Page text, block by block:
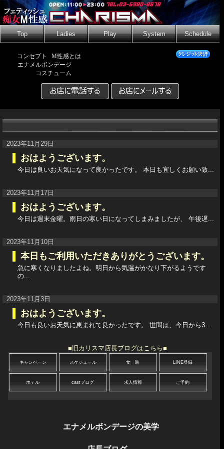
Top Ladies Play System Schedule
コンセプト
M性感とは
エナメルボンデージ
コスチューム
2023年11月29日
おはようございます。
今日は良いお天気になって良かったです。 本日も宜しくお願い致...
2023年11月17日
おはようございます。
今日は週末金曜。雨日の寒い日になってしまみましたが、 午後遅...
2023年11月10日
本日もご利用いただきありがとうございます。
急に寒くなりましたよね。明日から気温がかなり下がるようです
の...
2023年11月3日
おはようございます。
今日も良いお天気に恵まれて良かったです。 世間は、今日から3...
■旧カリスマ店長ブログはこちら■
キャンペーン スケジュール 女 装 LINE登録
ホテル castブログ 求人情報 ご予約
エナメルボンデージの美学